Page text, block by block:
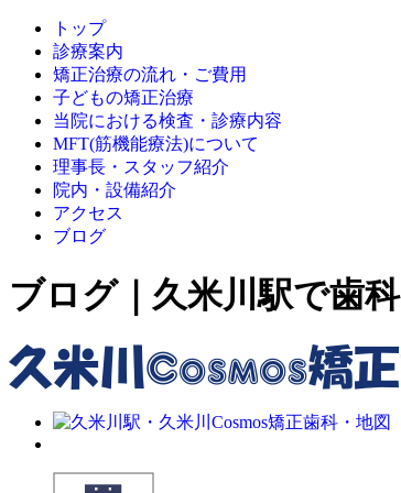
トップ
診療案内
矯正治療の流れ・ご費用
子どもの矯正治療
当院における検査・診療内容
MFT(筋機能療法)について
理事長・スタッフ紹介
院内・設備紹介
アクセス
ブログ
ブログ｜久米川駅で歯